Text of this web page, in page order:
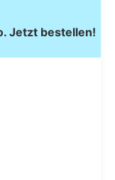
Jetzt bestellen!